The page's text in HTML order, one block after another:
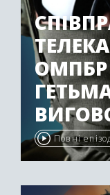
ОМПБР
Повні